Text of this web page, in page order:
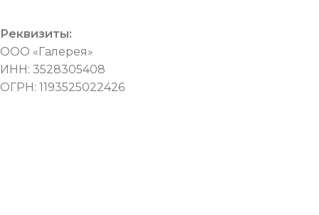
Реквизиты:
ООО «Галерея»
ИНН: 3528305408
ОГРН: 1193525022426